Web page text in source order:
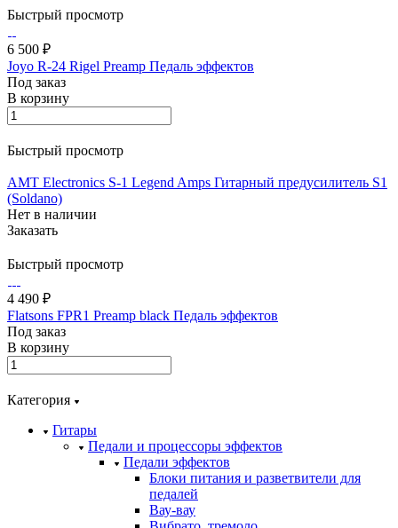
Быстрый просмотр
6 500 ₽
Joyo R-24 Rigel Preamp Педаль эффектов
Под заказ
В корзину
Быстрый просмотр
AMT Electronics S-1 Legend Amps Гитарный предусилитель S1
(Soldano)
Нет в наличии
Заказать
Быстрый просмотр
4 490 ₽
Flatsons FPR1 Preamp black Педаль эффектов
Под заказ
В корзину
Категория
Гитары
Педали и процессоры эффектов
Педали эффектов
Блоки питания и разветвители для
педалей
Вау-вау